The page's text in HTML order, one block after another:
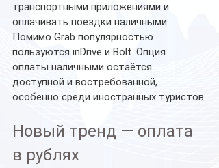
транспортными приложениями и
оплачивать поездки наличными.
Помимо Grab популярностью
пользуются inDrive и Bolt. Опция
оплаты наличными остаётся
доступной и востребованной,
особенно среди иностранных туристов.
Новый тренд — оплата
в рублях